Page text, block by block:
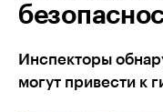
Инспекторы
могут привести к